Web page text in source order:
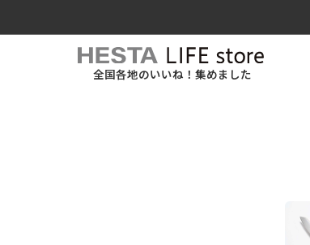
全国各地のいいね！集めました